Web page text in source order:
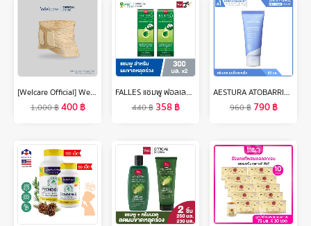
[Welcare Official] Welcare อุปกรณ์พยุงกระดูกสันหลังและเอว Lumbar Support Belt ไซส์ S, M, L, XL และ XXL
1,000฿400฿
FALLES แชมพู ฟอลเลส สูตรผมแข็งแรงสุขภาพดี 300 มล. 2 ขวด
440฿ 358฿
AESTURA ATOBARRIER365 HYDRO SOOTHING CREAM 60ML เอสทูร่า อะโทแบริเออร์365 ไฮโดร ซูทติ้ง ครีม ผลิตภัณฑ์บำรุงผิวหน้า
960฿ 790฿